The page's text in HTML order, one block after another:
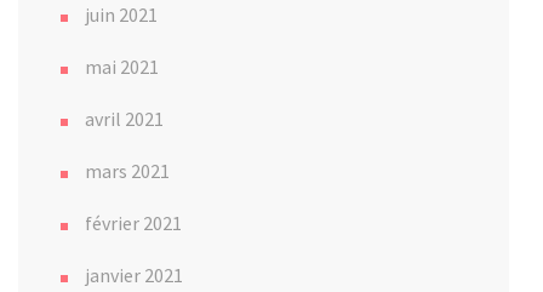
juin 2021
mai 2021
avril 2021
mars 2021
février 2021
janvier 2021